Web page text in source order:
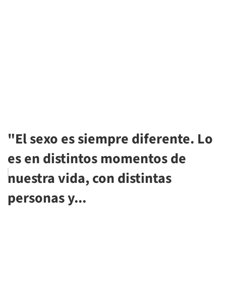
"El sexo es siempre diferente. Lo
es en distintos momentos de
nuestra vida, con distintas
personas y...